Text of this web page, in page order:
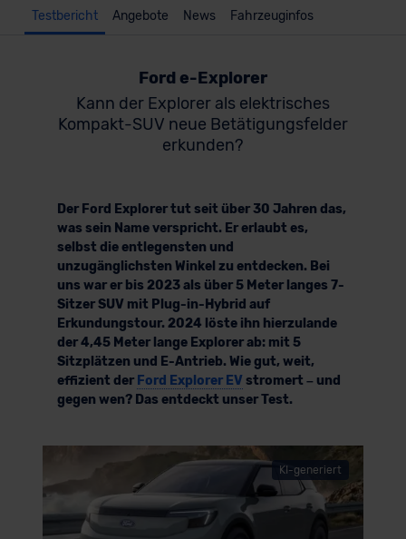
Testbericht Angebote News Fahrzeuginfos
Ford e-Explorer
Kann der Explorer als elektrisches
Kompakt-SUV neue Betätigungsfelder
erkunden?
Der Ford Explorer tut seit über 30 Jahren das,
was sein Name verspricht. Er erlaubt es,
selbst die entlegensten und
unzugänglichsten Winkel zu entdecken. Bei
uns war er bis 2023 als über 5 Meter langes 7-
Sitzer SUV mit Plug-in-Hybrid auf
Erkundungstour. 2024 löste ihn hierzulande
der 4,45 Meter lange Explorer ab: mit 5
Sitzplätzen und E-Antrieb. Wie gut, weit,
effizient der Ford Explorer EV stromert – und
gegen wen? Das entdeckt unser Test.
KI-generiert